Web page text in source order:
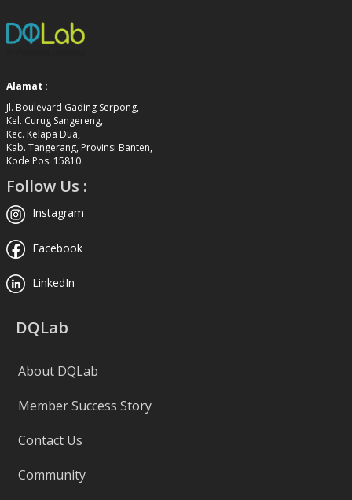
Alamat :
Jl. Boulevard Gading Serpong,
Kel. Curug Sangereng,
Kec. Kelapa Dua,
Kab. Tangerang, Provinsi Banten,
Kode Pos: 15810
Follow Us :
Instagram
Facebook
LinkedIn
DQLab
About DQLab
Member Success Story
Contact Us
Community